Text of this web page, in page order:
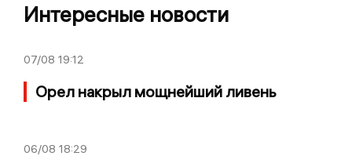
Интересные новости
07/08 19:12
Орел накрыл мощнейший ливень
06/08 18:29